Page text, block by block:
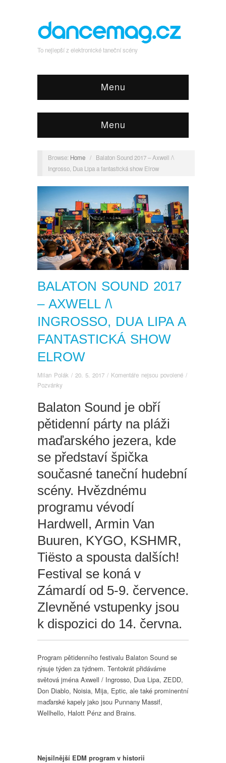
To nejlepší z elektronické taneční scény
Menu
Menu
Browse: Home /
Balaton Sound 2017 – Axwell /\
Ingrosso, Dua Lipa a fantastická show Elrow
BALATON SOUND 2017
– AXWELL /\
INGROSSO, DUA LIPA A
FANTASTICKÁ SHOW
ELROW
Milan Polák / 20. 5. 2017 / Komentáře nejsou povolenéu
Ingrosso,
/
Pozvánky
Balaton Sound je obří
pětidenní párty na pláži
maďarského jezera, kde
se představí špička
současné taneční hudební
scény. Hvězdnému
programu vévodí
Hardwell, Armin Van
Buuren, KYGO, KSHMR,
Tiësto a spousta dalších!
Festival se koná v
Zámardí od 5-9. července.
Zlevněné vstupenky jsou
k dispozici do 14. června.
Program pětidenního festivalu Balaton Sound se
rýsuje týden za týdnem. Tentokrát přidáváme
světová jména Axwell / Ingrosso, Dua Lipa, ZEDD,
Don Diablo, Noisia, Mija, Eptic, ale také prominentní
maďarské kapely jako jsou Punnany Massif,
Wellhello, Halott Pénz and Brains.
Nejsilnější EDM program v historii